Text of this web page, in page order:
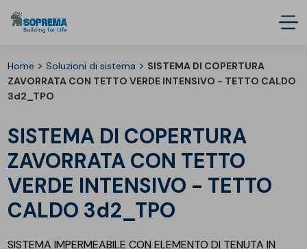
Home >Soluzioni di sistema > SISTEMA DI COPERTURA
ZAVORRATA CON TETTO VERDE INTENSIVO - TETTO CALDO
3d2_TPO
SISTEMA DI COPERTURA
ZAVORRATA CON TETTO
VERDE INTENSIVO - TETTO
CALDO 3d2_TPO
SISTEMA IMPERMEABILE CON ELEMENTO DI TENUTA IN